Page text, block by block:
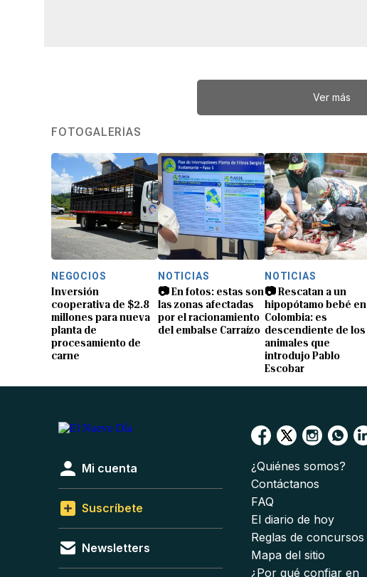
Ver más
FOTOGALERÍAS
NEGOCIOS
Inversión
cooperativa de $2.8
millones para nueva
planta de
procesamiento de
carne
NOTICIAS
📷 En fotos: estas son
las zonas afectadas
por el racionamiento
del embalse Carraízo
NOTICIAS
📷 Rescatan a un
hipopótamo bebé en
Colombia: es
descendiente de los
animales que
introdujo Pablo
Escobar
Mi cuenta
Suscríbete
Newsletters
¿Quiénes somos?
Contáctanos
FAQ
El diario de hoy
Reglas de concursos
Mapa del sitio
¿Por qué confiar en